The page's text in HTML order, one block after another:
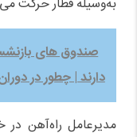
به‌وسیله قطار حرکت
صندوق های
دارند | چطور در
مدیرعامل راه‌آهن